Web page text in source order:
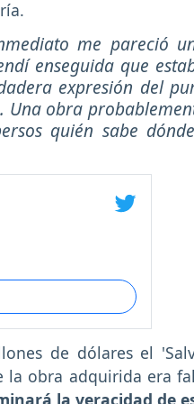
me pareció
enseguida que
expresión del
Una obra
quién sabe
de dólares el
la obra adquirida era
la veracidad de